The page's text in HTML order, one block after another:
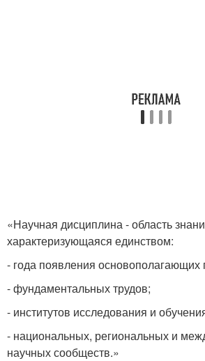
«Научная дисциплина - область
характеризующаяся единством:
- года появления основополагающих
- фундаментальных трудов;
- институтов исследования и
- национальных, региональных и
научных сообществ.»